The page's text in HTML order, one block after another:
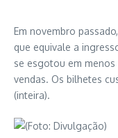
Em novembro
que equivale a
se esgotou em
vendas. Os bilhetes
(inteira).